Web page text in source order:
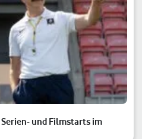
Serien- und Filmstarts im